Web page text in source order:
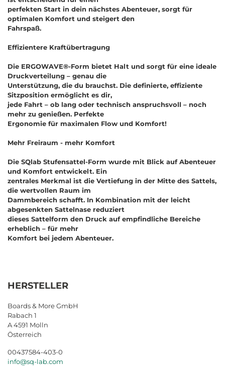
perfekten Start in dein nächstes Abenteuer, sorgt für
optimalen Komfort und steigert den
Fahrspaß.
Effizientere Kraftübertragung
Die ERGOWAVE®-Form bietet Halt und sorgt für eine ideale
Druckverteilung – genau die
Unterstützung, die du brauchst. Die definierte, effiziente
Sitzposition ermöglicht es dir,
jede Fahrt – ob lang oder technisch anspruchsvoll – noch
mehr zu genießen. Perfekte
Ergonomie für maximalen Flow und Komfort!
Mehr Freiraum - mehr Komfort
Die SQlab Stufensattel-Form wurde mit Blick auf Abenteuer
und Komfort entwickelt. Ein
zentrales Merkmal ist die Vertiefung in der Mitte des Sattels,
die wertvollen Raum im
Dammbereich schafft. In Kombination mit der leicht
abgesenkten Sattelnase reduziert
dieses Sattelform den Druck auf empfindliche Bereiche
erheblich – für mehr
Komfort bei jedem Abenteuer.
HERSTELLER
Boards & More GmbH
Rabach 1
A 4591 Molln
Österreich
00437584-403-0
info@sq-lab.com